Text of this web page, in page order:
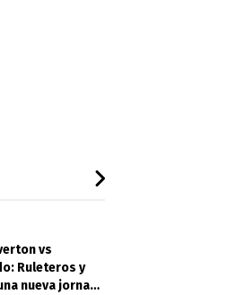
vs
Ruleteros y
nueva jornada